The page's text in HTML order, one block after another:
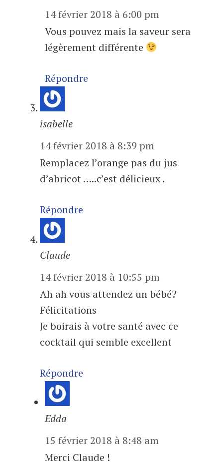
14 février 2018 à 6:00 pm
Vous pouvez mais la saveur sera
légèrement différente
Répondre
isabelle
14 février 2018 à 8:39 pm
Remplacez l’orange pas du jus
d’abricot …..c’est délicieux .
Répondre
Claude
14 février 2018 à 10:55 pm
Ah ah vous attendez un bébé?
Félicitations
Je boirais à votre santé avec ce
cocktail qui semble excellent
Répondre
Edda
15 février 2018 à 8:48 am
Merci Claude !